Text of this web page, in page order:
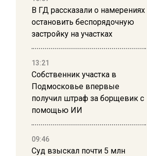
В ГД рассказали о намерениях
остановить беспорядочную
застройку на участках
13:21
Собственник участка в
Подмосковье впервые
получил штраф за борщевик с
помощью ИИ
09:46
Суд взыскал почти 5 млн